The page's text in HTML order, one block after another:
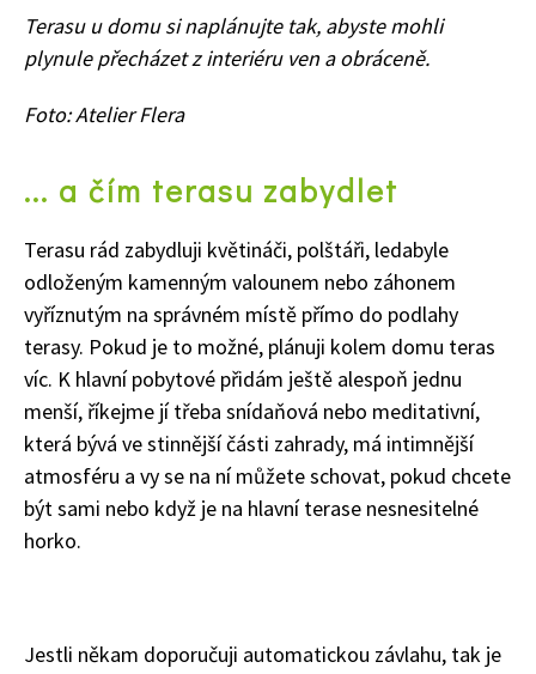
Terasu u domu si naplánujte tak, abyste mohli
plynule přecházet z interiéru ven a obráceně.
Foto: Atelier Flera
... a čím terasu zabydlet
Terasu rád zabydluji květináči, polštáři, ledabyle
odloženým kamenným valounem nebo záhonem
vyříznutým na správném místě přímo do podlahy
terasy. Pokud je to možné, plánuji kolem domu teras
víc. K hlavní pobytové přidám ještě alespoň jednu
menší, říkejme jí třeba snídaňová nebo meditativní,
která bývá ve stinnější části zahrady, má intimnější
atmosféru a vy se na ní můžete schovat, pokud chcete
být sami nebo když je na hlavní terase nesnesitelné
horko.
Jestli někam doporučuji automatickou závlahu, tak je